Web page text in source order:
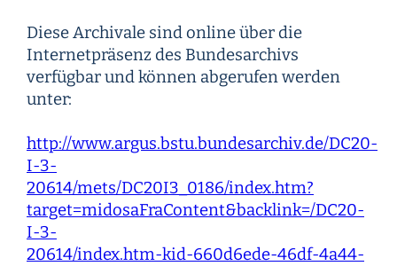
Diese Archivale sind online über die
Internetpräsenz des Bundesarchivs
verfügbar und können abgerufen werden
unter:
http://www.argus.bstu.bundesarchiv.de/DC20-
I-3-
20614/mets/DC20I3_0186/index.htm?
target=midosaFraContent&backlink=/DC20-
I-3-
20614/index.htm-kid-660d6ede-46df-4a44-